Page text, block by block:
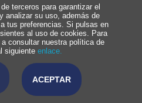
terceros para garantizar el
analizar su uso, además de
tus preferencias. Si pulsas en
al uso de cookies. Para
consultar nuestra política de
siguiente enlace.
ACEPTAR